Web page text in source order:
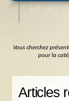
Le jeu
Vous cherchez
pour la
Articles